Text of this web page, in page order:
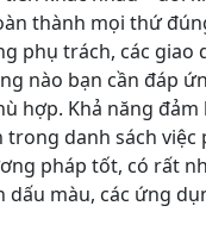
thành mọi thứ
phụ trách, các giao
nào bạn cần đáp
hợp. Khả năng
danh sách việc
pháp tốt, có rất
màu, các ứng